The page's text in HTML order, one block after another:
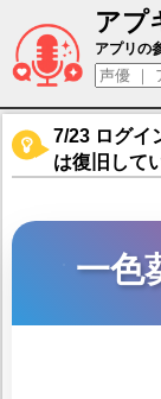
アプ
一色
アプリの
7/23 ログイ
は復旧して
一色